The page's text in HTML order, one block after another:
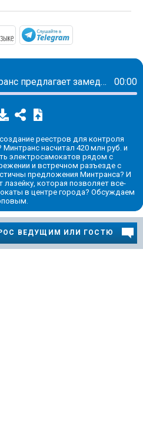
https://music.yandex.ru/
ПЯТЬ УГЛОВ: Минтранс предлагает замедлить электросамокаты и повесить на них номера 00:00
реестров для контроля
насчитал 420 млн руб. и
электросамокатов рядом с
и встречном разъезде с
предложения Минтранса? И
лазейку, которая позволяет все-
в центре города? Обсуждаем
ВЕДУЩИМ ИЛИ ГОСТЮ